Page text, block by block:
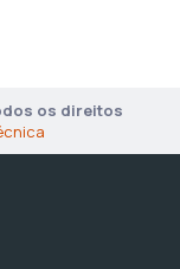
os direitos